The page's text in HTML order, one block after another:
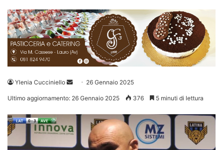
Ylenia Cucciniello
Invia 26 Gennaio 2025
Ultimo aggiornamento: 26 Gennaio 2025 376 5 minuti di lettura